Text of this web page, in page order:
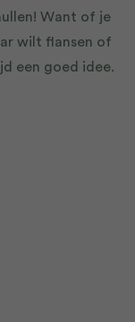
Want of je
wilt flansen of
een goed idee.